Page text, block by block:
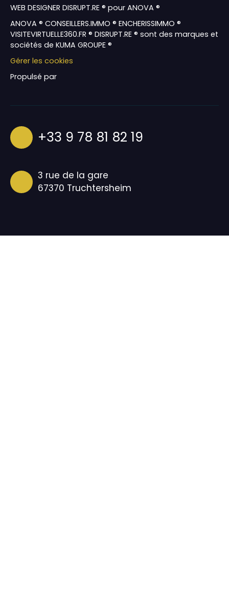
WEB DESIGNER DISRUPT.RE ® pour ANOVA ®
ANOVA ® CONSEILLERS.IMMO ® ENCHERISSIMMO ®
VISITEVIRTUELLE360.FR ® DISRUPT.RE ® sont des marques et
sociétés de KUMA GROUPE ®
Gérer les cookies
Propulsé par
+33 9 78 81 82 19
3 rue de la gare
67370 Truchtersheim